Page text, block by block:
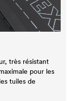
très résistant
pour les
tuiles de